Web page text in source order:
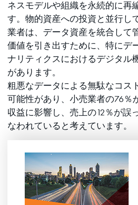
ネスモデルや組織を永続的に再
す。物的資産への投資と並行し
業者は、データ資産を統合して
価値を引き出すために、特にデ
ナリティクスにおけるデジタル
があります。
粗悪なデータによる無駄なコス
可能性があり、小売業者の76％
収益に影響し、売上の12％が誤
なわれていると考えています。